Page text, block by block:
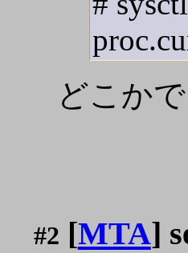
どこか
#2 [MTA]